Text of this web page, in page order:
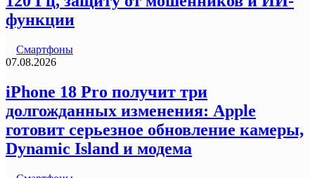
функции
Смартфоны
07.08.2026
iPhone 18 Pro получит три
долгожданных изменения: Apple
готовит серьезное обновление камеры,
Dynamic Island и модема